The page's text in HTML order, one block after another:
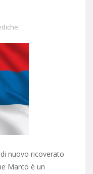
nuovo ricoverato
Marco è un